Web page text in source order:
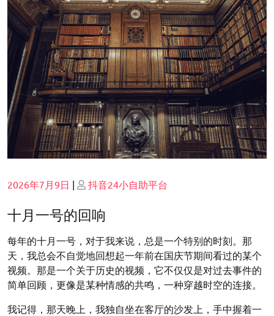
Posted
2026年7月9日 | Posted
抖音24小自助平台
十月一号的回响
每年的十月一号，对于我来说，总是一个特别的时刻。那
天，我总会不自觉地回想起一年前在国庆节期间看过的某个
视频。那是一个关于历史的视频，它不仅仅是对过去事件的
简单回顾，更像是某种情感的共鸣，一种穿越时空的连接。
我记得，那天晚上，我独自坐在客厅的沙发上，手中握着一